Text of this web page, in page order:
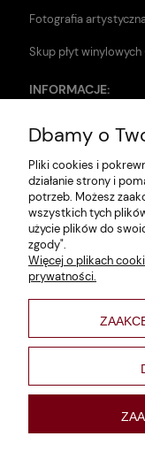
Fotografia
Skup płyt
INFORMACJE:
Zwroty i reklamacje
Dane firmy
Jak szukać?
Polityka prywatności
Regulamin
Poltyka cookies
varsaviana
Nowości
Dbamy o
Pliki cookies i
działanie strony i
potrzeb. Możesz
wszystkich tych
użycie plików do
zgody".
Więcej o plikach
prywatności.